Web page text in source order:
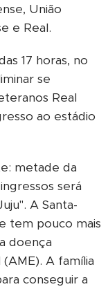
União
e Real.
17 horas, no
se
Real
ao estádio
metade da
será
A Santa-
tem pouco mais
doença
A família
conseguir a